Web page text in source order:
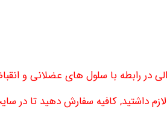
در رابطه با سلول های عضلانی و
داشتید, کافیه سفارش دهید تا در